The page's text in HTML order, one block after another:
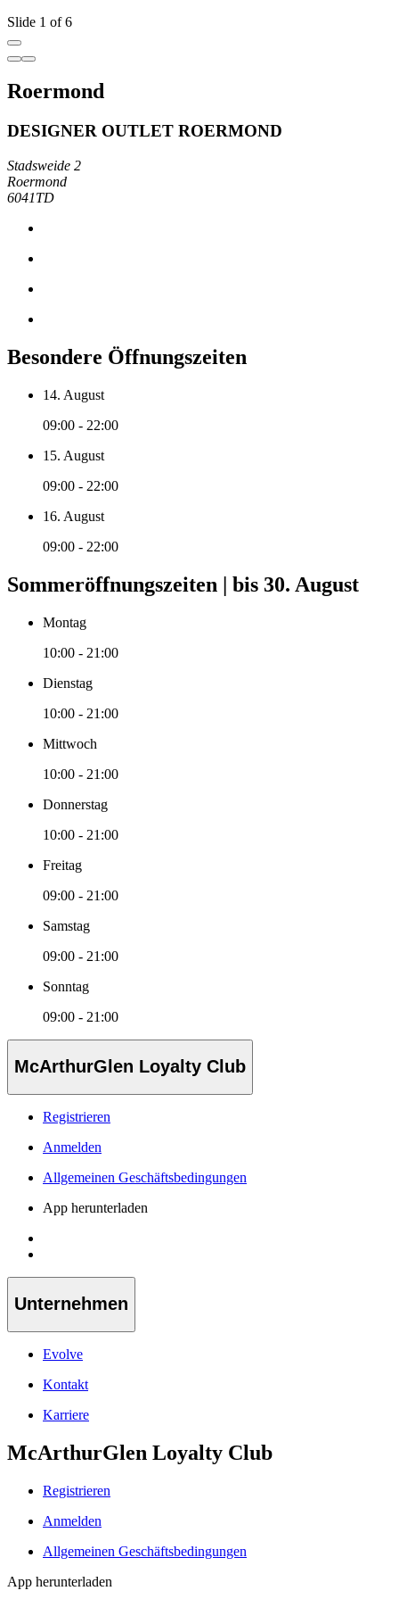
Slide 1 of 6
Roermond
DESIGNER OUTLET ROERMOND
Stadsweide 2
Roermond
6041TD
Besondere Öffnungszeiten
14. August
09:00 - 22:00
15. August
09:00 - 22:00
16. August
09:00 - 22:00
Sommeröffnungszeiten | bis 30. August
Montag
10:00 - 21:00
Dienstag
10:00 - 21:00
Mittwoch
10:00 - 21:00
Donnerstag
10:00 - 21:00
Freitag
09:00 - 21:00
Samstag
09:00 - 21:00
Sonntag
09:00 - 21:00
McArthurGlen Loyalty Club
Registrieren
Anmelden
Allgemeinen Geschäftsbedingungen
App herunterladen
Unternehmen
Evolve
Kontakt
Karriere
McArthurGlen Loyalty Club
Registrieren
Anmelden
Allgemeinen Geschäftsbedingungen
App herunterladen